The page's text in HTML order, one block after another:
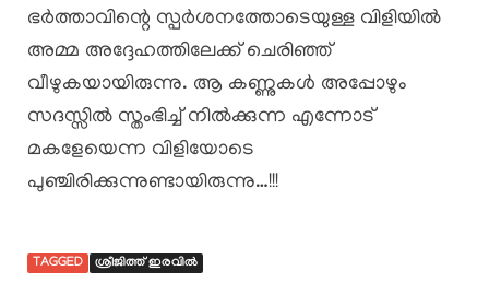
ഭർത്താവിന്റെ സ്പർശനത്തോടെയുള്ള വിളിയിൽ
അമ്മ അദ്ദേഹത്തിലേക്ക് ചെരിഞ്ഞ്
വീഴുകയായിരുന്നു. ആ കണ്ണുകൾ അപ്പോഴും
സദസ്സിൽ സ്തംഭിച്ച് നിൽക്കുന്ന എന്നോട്
മകളേയെന്ന വിളിയോടെ
പുഞ്ചിരിക്കുന്നുണ്ടായിരുന്നു…!!!
TAGGED ശ്രീജിത്ത് ഇരവിൽ